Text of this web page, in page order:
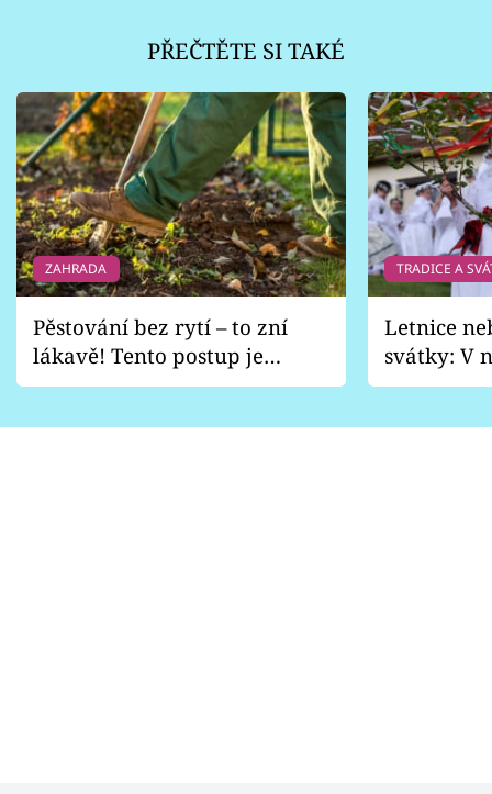
PŘEČTĚTE SI TAKÉ
ZAHRADA
Pěstování bez rytí – to zní
lákavě! Tento postup je
vhodný jen pro některé
TRADICE A
Letnice
svátky: V
pondělí